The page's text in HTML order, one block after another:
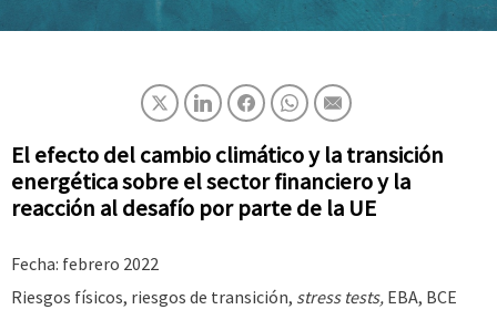
El efecto del cambio climático y la transición
energética sobre el sector financiero y la
reacción al desafío por parte de la UE
Fecha: febrero 2022
Riesgos físicos, riesgos de transición, stress tests, EBA, BCE